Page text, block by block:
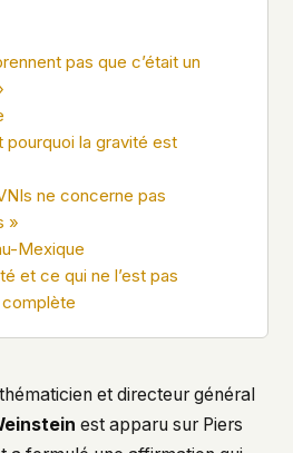
is worth it. The UFO/UAP
attention, and the
it deserve to do so without
a whistleblower, a
a Hill staffer, or just
– your visit here is yours
can see that you
(they can see this for
Your DNS provider
we can't pretend they don't
pas que c’était un
la gravité est
ne concerne pas
»
Mexique
et ce qui ne l’est pas
complète
et directeur général
est apparu sur Piers